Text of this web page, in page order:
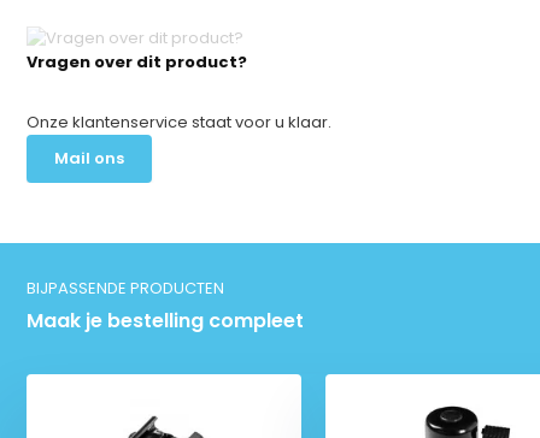
Vragen over dit product?
Onze klantenservice staat voor u klaar.
Mail ons
BIJPASSENDE PRODUCTEN
Maak je bestelling compleet